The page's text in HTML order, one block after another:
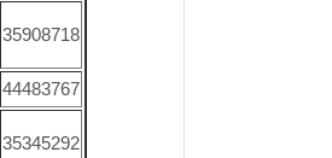
35908718
44483767
35345292